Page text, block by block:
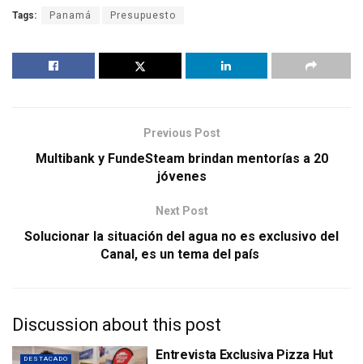
Tags: Panamá Presupuesto
Previous Post
Multibank y FundeSteam brindan mentorías a 20
jóvenes
Next Post
Solucionar la situación del agua no es exclusivo del
Canal, es un tema del país
Discussion about this post
DESTACADO
Entrevista Exclusiva Pizza Hut